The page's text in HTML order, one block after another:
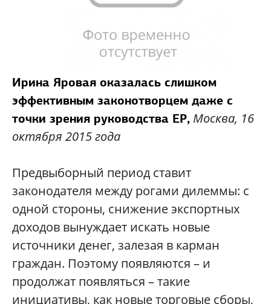
Ирина Яровая оказалась слишком
эффективным законотворцем даже с
точки зрения руководства ЕР, Москва, 16
октября 2015 года
Предвыборный период ставит
законодателя между рогами дилеммы: с
одной стороны, снижение экспортных
доходов вынуждает искать новые
источники денег, залезая в карман
граждан. Поэтому появляются – и
продолжат появляться – такие
инициативы, как новые торговые сборы,